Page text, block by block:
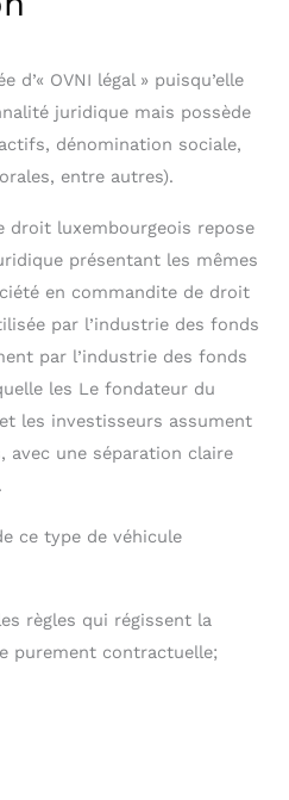
d’« OVNI légal » puisqu’elle
juridique mais possède
dénomination sociale,
entre autres).
droit luxembourgeois repose
présentant les mêmes
en commandite de droit
par l’industrie des fonds
par l’industrie des fonds
les Le fondateur du
les investisseurs assument
avec une séparation claire
ce type de véhicule
règles qui régissent la
purement contractuelle;